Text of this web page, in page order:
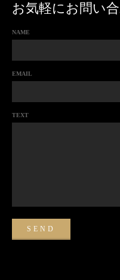
お気軽にお問い
NAME
EMAIL
TEXT